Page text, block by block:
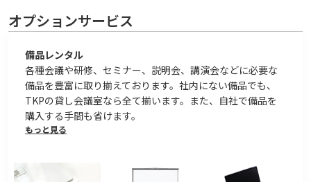
オプションサービス
備品レンタル
各種会議や研修、セミナー、説明会、講演会などに必要な
備品を豊富に取り揃えております。社内にない備品でも、
TKPの貸し会議室なら全て揃います。また、自社で備品を
購入する手間も省けます。
もっと見る